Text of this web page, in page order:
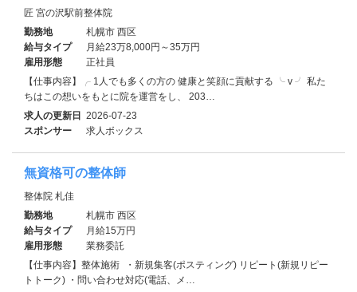
匠 宮の沢駅前整体院
勤務地
札幌市 西区
給与タイプ
月給23万8,000円～35万円
雇用形態
正社員
【仕事内容】╭ 1人でも多くの方の 健康と笑顔に貢献する ╰ v ╯ 私た
ちはこの想いをもとに院を運営をし、 203…
求人の更新日 2026-07-23
スポンサー
求人ボックス
無資格可の整体師
整体院 札佳
勤務地
札幌市 西区
給与タイプ
月給15万円
雇用形態
業務委託
【仕事内容】整体施術 ・新規集客(ポスティング) リピート(新規リピー
トトーク) ・問い合わせ対応(電話、メ…